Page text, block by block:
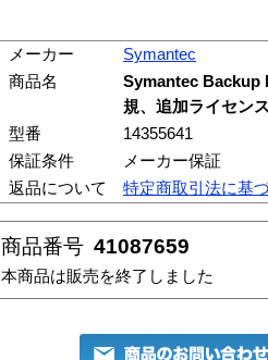
メーカー
Symantec
商品名
Symantec Backup
規、追加ライセン
型番
14355641
保証条件
メーカー保証
返品について
特定商取引法に基
商品番号 41087659
本商品は販売を終了しました